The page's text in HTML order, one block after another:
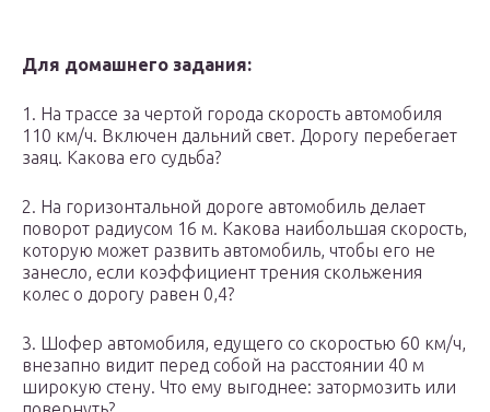
Для домашнего задания:
1. На трассе за чертой города скорость автомобиля
110 км/ч. Включен дальний свет. Дорогу перебегает
заяц. Какова его судьба?
2. На горизонтальной дороге автомобиль делает
поворот радиусом 16 м. Какова наибольшая скорость,
которую может развить автомобиль, чтобы его не
занесло, если коэффициент трения скольжения
колес о дорогу равен 0,4?
3. Шофер автомобиля, едущего со скоростью 60 км/ч,
внезапно видит перед собой на расстоянии 40 м
широкую стену. Что ему выгоднее: затормозить или